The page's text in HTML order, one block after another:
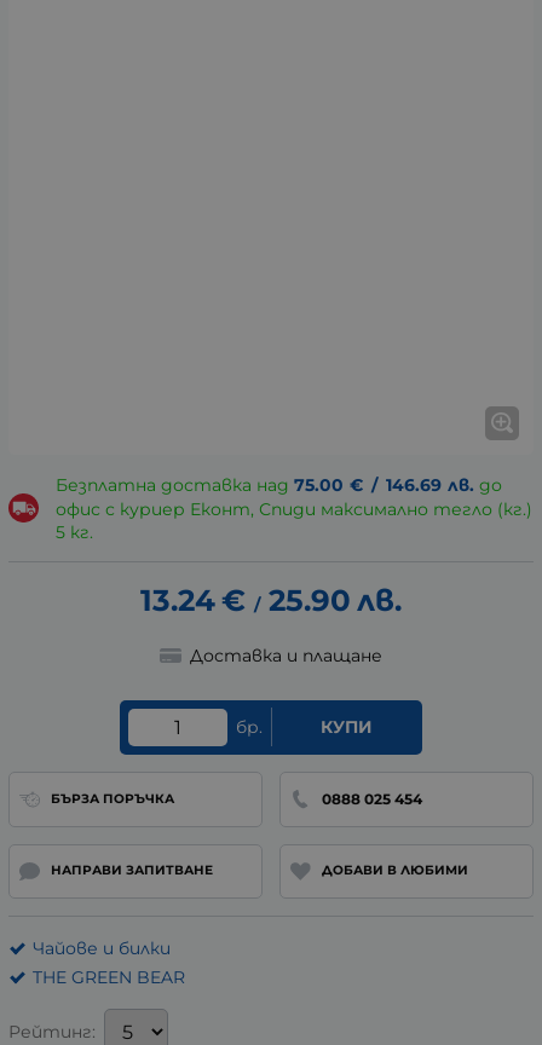
Безплатна доставка над 75.00 € / 146.69 лв. до
офис с куриер Еконт, Спиди максимално тегло (кг.)
5 кг.
13.24€ / 25.90 лв.
Доставка и плащане
бр. КУПИ
БЪРЗА ПОРЪЧКА 0888 025 454
НАПРАВИ ЗАПИТВАНЕ ДОБАВИ В ЛЮБИМИ
Чайове и билки
THE GREEN BEAR
Рейтинг: